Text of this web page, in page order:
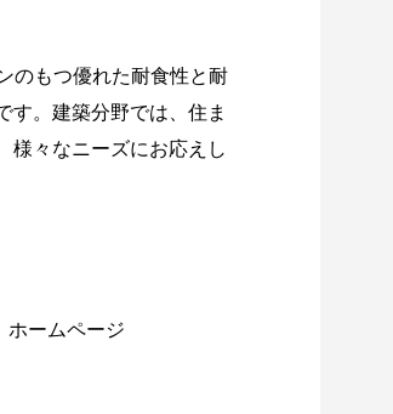
のもつ優れた耐食性と耐
す。建築分野では、住ま
様々なニーズにお応えし
ホームページ